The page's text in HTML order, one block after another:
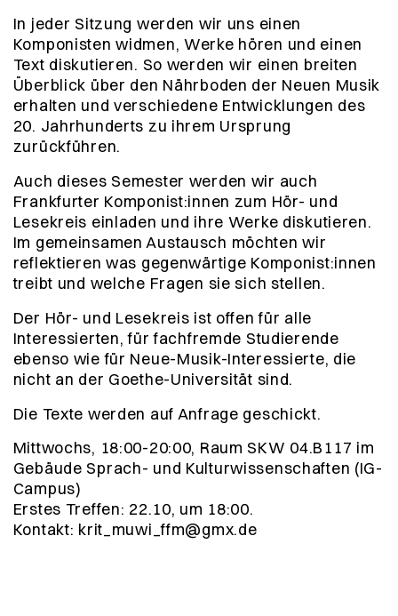
In jeder Sitzung werden wir uns einen
Komponisten widmen, Werke hören und einen
Text diskutieren. So werden wir einen breiten
Überblick über den Nährboden der Neuen Musik
erhalten und verschiedene Entwicklungen des
20. Jahrhunderts zu ihrem Ursprung
zurückführen.
Auch dieses Semester werden wir auch
Frankfurter Komponist:innen zum Hör- und
Lesekreis einladen und ihre Werke diskutieren.
Im gemeinsamen Austausch möchten wir
reflektieren was gegenwärtige Komponist:innen
treibt und welche Fragen sie sich stellen.
Der Hör- und Lesekreis ist offen für alle
Interessierten, für fachfremde Studierende
ebenso wie für Neue-Musik-Interessierte, die
nicht an der Goethe-Universität sind.
Die Texte werden auf Anfrage geschickt.
Mittwochs, 18:00-20:00, Raum SKW 04.B117 im
Gebäude Sprach- und Kulturwissenschaften (IG-
Campus)
Erstes Treffen: 22.10, um 18:00.
Kontakt: krit_muwi_ffm@gmx.de